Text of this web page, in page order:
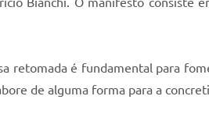
retomada é fundamental para
de alguma forma para a